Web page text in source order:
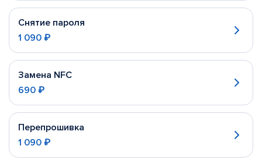
Снятие пароля
1 090 ₽
Замена NFC
690 ₽
Перепрошивка
1 090 ₽